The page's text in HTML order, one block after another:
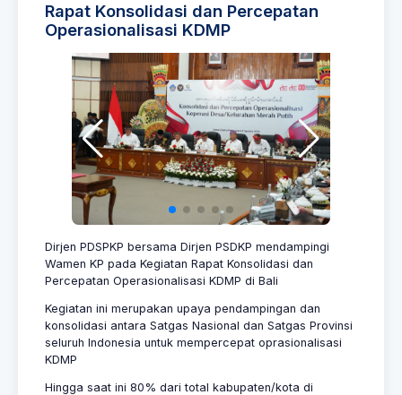
Rapat Konsolidasi dan Percepatan
Operasionalisasi KDMP
Dirjen PDSPKP bersama Dirjen PSDKP mendampingi
Wamen KP pada Kegiatan Rapat Konsolidasi dan
Percepatan Operasionalisasi KDMP di Bali
Kegiatan ini merupakan upaya pendampingan dan
konsolidasi antara Satgas Nasional dan Satgas Provinsi
seluruh Indonesia untuk mempercepat oprasionalisasi
KDMP
Hingga saat ini 80% dari total kabupaten/kota di